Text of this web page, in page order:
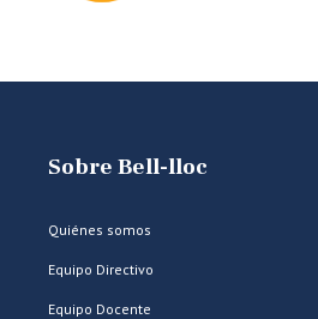
Sobre Bell-lloc
Quiénes somos
Equipo Directivo
Equipo Docente